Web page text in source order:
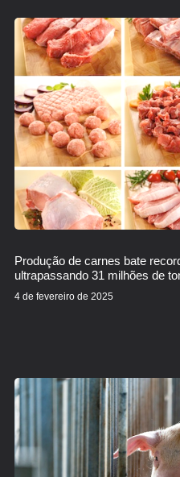
Produção de carnes bate
ultrapassando 31 milhões de
4 de fevereiro de 2025